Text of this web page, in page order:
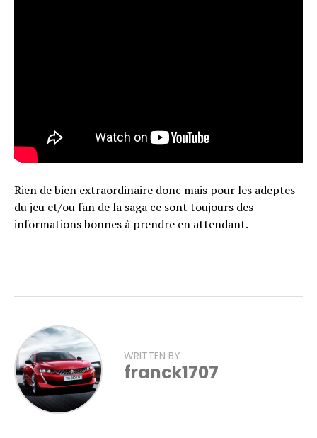
Rien de bien extraordinaire donc mais pour les adeptes
du jeu et/ou fan de la saga ce sont toujours des
informations bonnes à prendre en attendant.
WRITTEN BY
franck1707